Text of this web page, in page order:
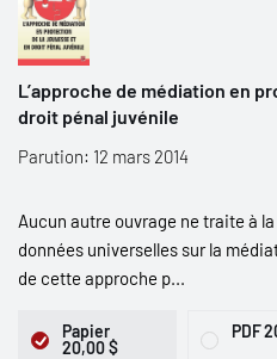
L’approche de médiation en
droit pénal juvénile
Parution: 12 mars 2014
Aucun autre ouvrage ne traite à
données universelles sur la
de cette approche p...
Papier
20,00 $
PDF